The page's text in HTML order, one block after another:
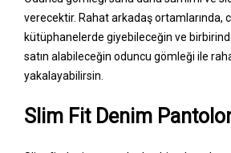
verecektir. Rahat arkadaş ortamlarında,
kütüphanelerde giyebileceğin ve
satın alabileceğin oduncu gömleği ile
yakalayabilirsin.
Slim Fit Denim